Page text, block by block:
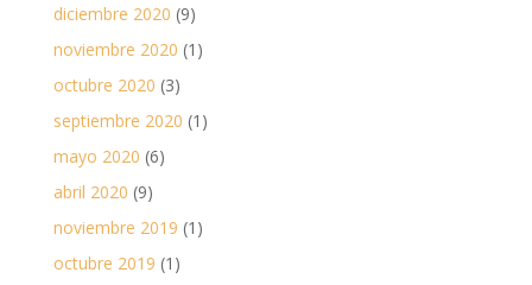
diciembre 2020 (9)
noviembre 2020 (1)
octubre 2020 (3)
septiembre 2020 (1)
mayo 2020 (6)
abril 2020 (9)
noviembre 2019 (1)
octubre 2019 (1)